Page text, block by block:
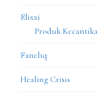
Elixxi
Produk
Faneliq
Healing Crisis